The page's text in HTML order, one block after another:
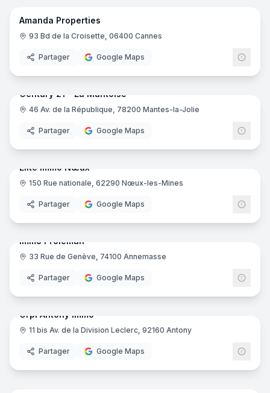
Amanda Properties
93 Bd de la Croisette, 06400 Cannes
Partager Google Maps
Century 21 - La Mantoise
46 Av. de la République, 78200 Mantes-la-Jolie
Partager Google Maps
Elite Immo Nœux
150 Rue nationale, 62290 Nœux-les-Mines
Partager Google Maps
10
Immo Proléman
33 Rue de Genève, 74100 Annemasse
Partager Google Maps
Orpi Antony Immo
11 bis Av. de la Division Leclerc, 92160 Antony
Partager Google Maps
10